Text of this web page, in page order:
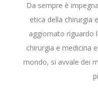
Da sempre è
etica della chirurgia
aggiornato riguardo
chirurgia e medicina
mondo, si avvale dei